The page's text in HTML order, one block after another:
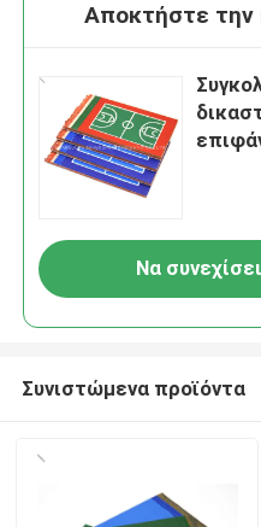
Αποκτήστε την
Να συνεχίσει
Συνιστώμενα προϊόντα